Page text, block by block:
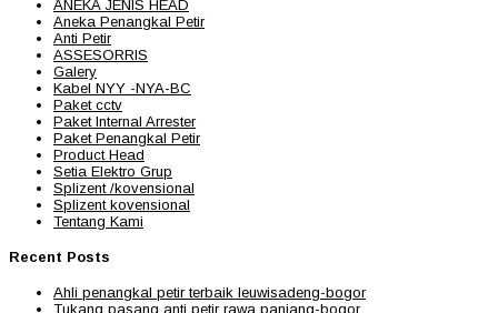
ANEKA JENIS HEAD
Aneka Penangkal Petir
Anti Petir
ASSESORRIS
Galery
Kabel NYY -NYA-BC
Paket cctv
Paket Internal Arrester
Paket Penangkal Petir
Product Head
Setia Elektro Grup
Splizent /kovensional
Splizent kovensional
Tentang Kami
Recent Posts
Ahli penangkal petir terbaik leuwisadeng-bogor
Tukang pasang anti petir rawa panjang-bogor